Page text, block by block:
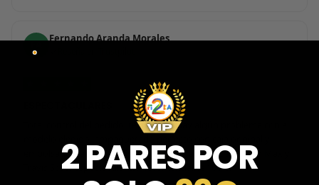
FA Fernando Aranda Morales
Total control del pedido, te avisan si hay algún problema con el
embolsado, zapas de altísima calidad y acabados top. Air Max y
Travis Scott espectaculares. Recomendable 100%.
2 PARES POR